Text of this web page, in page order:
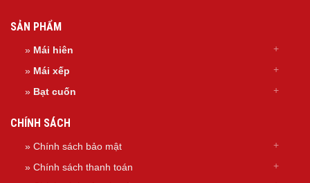
SẢN PHẨM
» Mái hiên
» Mái xếp
» Bạt cuốn
CHÍNH SÁCH
» Chính sách bảo mật
» Chính sách thanh toán